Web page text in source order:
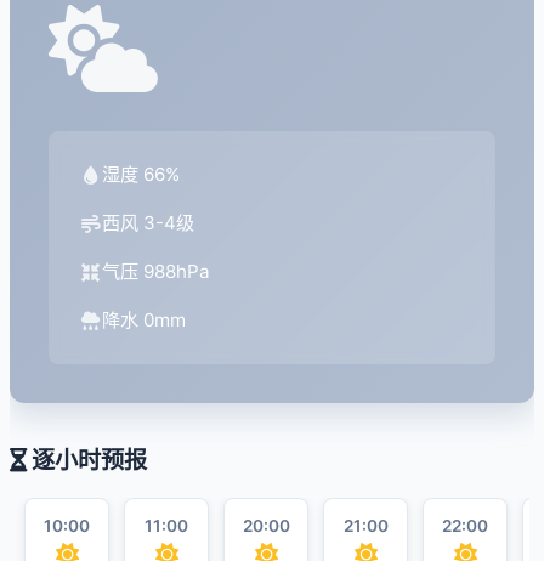
湿度 66%
西风 3-4级
气压 988hPa
降水 0mm
逐小时预报
10:00 11:00 20:00 21:00 22:00